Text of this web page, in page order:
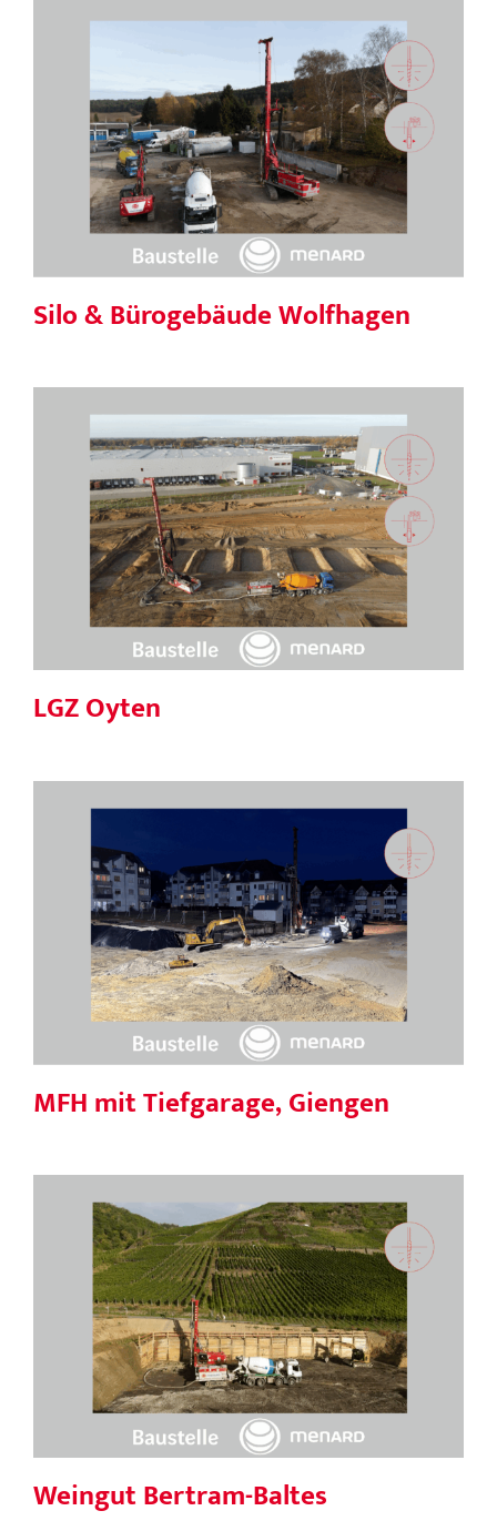
Silo & Bürogebäude Wolfhagen
Silo & Bürogebäude Wolfhagen
LGZ Oyten
LGZ Oyten
MFH mit Tiefgarage, Giengen
MFH mit Tiefgarage, Giengen
Weingut Bertram-Baltes
Weingut Bertram-Baltes